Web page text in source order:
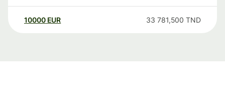
10000 EUR 33 781,500 TND